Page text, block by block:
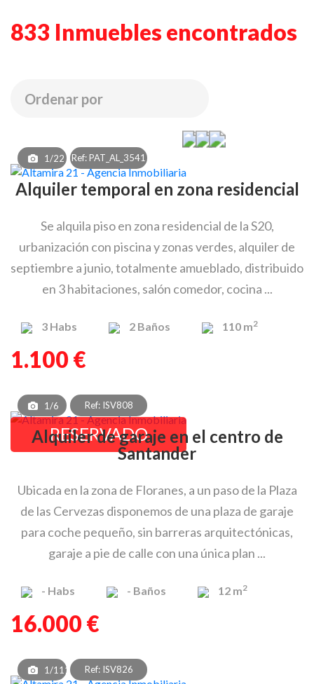
833 Inmuebles encontrados
1/22 Ref: PAT_AL_3541
Alquiler temporal en zona residencial
Se alquila piso en zona residencial de la S20,
urbanización con piscina y zonas verdes, alquiler de
septiembre a junio, totalmente amueblado, distribuido
en 3 habitaciones, salón comedor, cocina ...
3 Habs 2 Baños 110 m2
1.100 €
1/6 Ref: ISV808
RESERVADO
Alquiler de garaje en el centro de
Santander
Ubicada en la zona de Floranes, a un paso de la Plaza
de las Cervezas disponemos de una plaza de garaje
para coche pequeño, sin barreras arquitectónicas,
garaje a pie de calle con una única plan ...
- Habs - Baños 12 m2
16.000 €
1/111 Ref: ISV826